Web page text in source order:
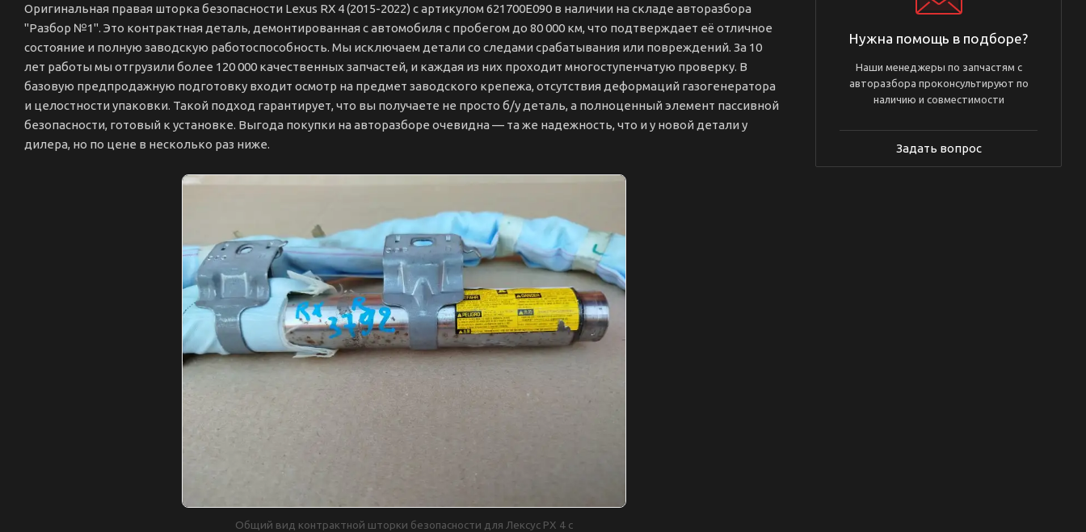
Оригинальная правая шторка безопасности Lexus RX 4 (2015-2022) с артикулом 621700E090 в наличии на складе авторазбора
"Разбор №1". Это контрактная деталь, демонтированная с автомобиля с пробегом до 80 000 км, что подтверждает её отличное
состояние и полную заводскую работоспособность. Мы исключаем детали со следами срабатывания или повреждений. За 10
лет работы мы отгрузили более 120 000 качественных запчастей, и каждая из них проходит многоступенчатую проверку. В
базовую предпродажную подготовку входит осмотр на предмет заводского крепежа, отсутствия деформаций газогенератора
и целостности упаковки. Такой подход гарантирует, что вы получаете не просто б/у деталь, а полноценный элемент пассивной
безопасности, готовый к установке. Выгода покупки на авторазборе очевидна — та же надежность, что и у новой детали у
дилера, но по цене в несколько раз ниже.
Общий вид контрактной шторки безопасности для Лексус РХ 4 с
Нужна помощь в подборе?
Наши менеджеры по запчастям с
авторазбора проконсультируют по
наличию и совместимости
Задать вопрос